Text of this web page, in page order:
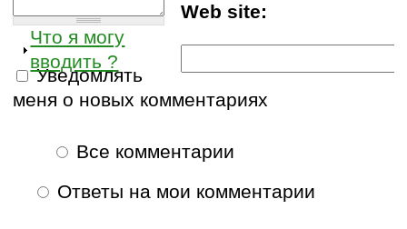
Web site:
Что я могу
вводить ?
Уведомлять
меня о новых комментариях
Все комментарии
Ответы на мои комментарии